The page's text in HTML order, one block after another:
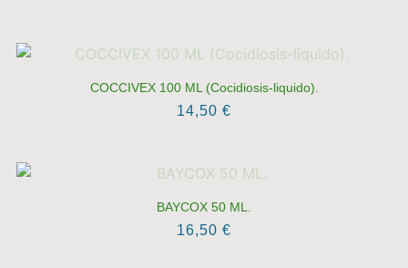
COCCIVEX 100 ML (Cocidiosis-liquido).
14,50 €
BAYCOX 50 ML.
16,50 €